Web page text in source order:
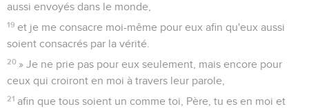
aussi envoyés dans le monde,
19 et je me consacre moi-même pour eux afin qu'eux aussi
soient consacrés par la vérité.
20 » Je ne prie pas pour eux seulement, mais encore pour
ceux qui croiront en moi à travers leur parole,
21 afin que tous soient un comme toi, Père, tu es en moi et